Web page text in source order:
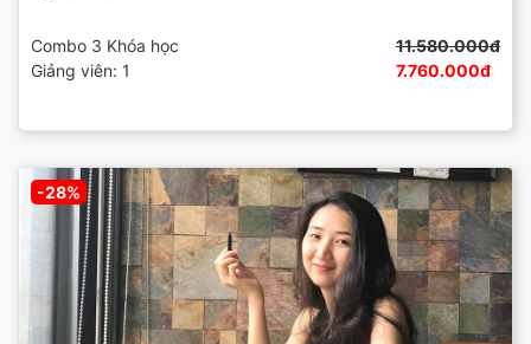
Combo 3 Khóa học
Giảng viên: 1
11.580.000đ
7.760.000đ
-28%